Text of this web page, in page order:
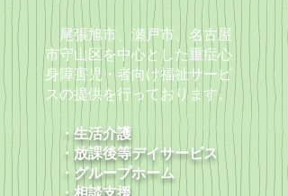
尾張旭市、瀬戸市、名古屋
市守山区を中心とした重症心
身障害児・者向け福祉サービ
スの提供を行っております。
・生活介護
・放課後等デイサービス
​ ・グループホーム